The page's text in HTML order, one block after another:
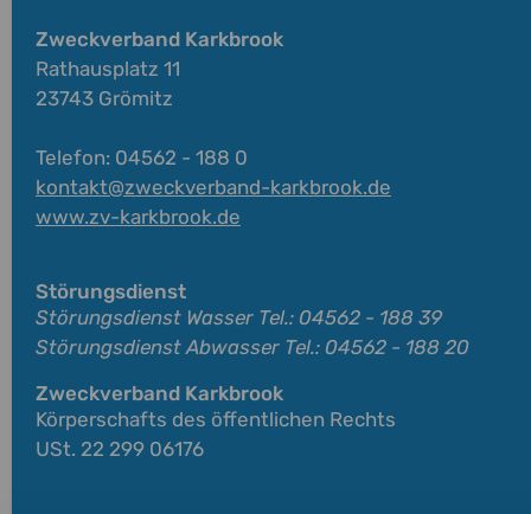
Zweckverband Karkbrook
Rathausplatz 11
23743 Grömitz
Telefon: 04562 - 188 0
kontakt@zweckverband-karkbrook.de
www.zv-karkbrook.de
Störungsdienst
Störungsdienst Wasser Tel.: 04562 - 188 39
Störungsdienst Abwasser Tel.: 04562 - 188 20
Zweckverband Karkbrook
Körperschafts des öffentlichen Rechts
USt. 22 299 06176